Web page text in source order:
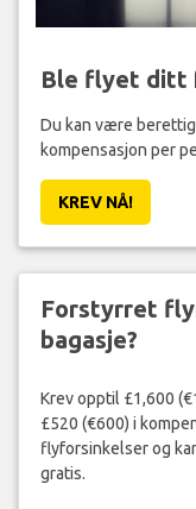
Ble flyet ditt
Du kan være
kompensasjon per
KREV NÅ!
Forstyrret
bagasje?
Krev opptil £1,600
£520 (€600) i
flyforsinkelser og
gratis.